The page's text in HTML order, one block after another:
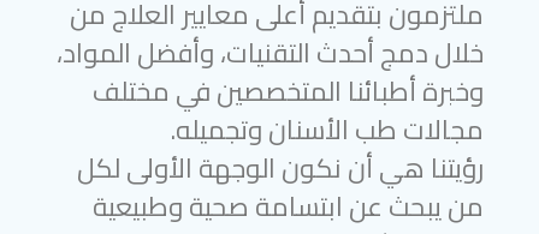
ملتزمون بتقديم أعلى معايير العلاج من
خلال دمج أحدث التقنيات، وأفضل المواد،
وخبرة أطبائنا المتخصصين في مختلف
مجالات طب الأسنان وتجميله.
رؤيتنا هي أن نكون الوجهة الأولى لكل
من يبحث عن ابتسامة صحية وطبيعية